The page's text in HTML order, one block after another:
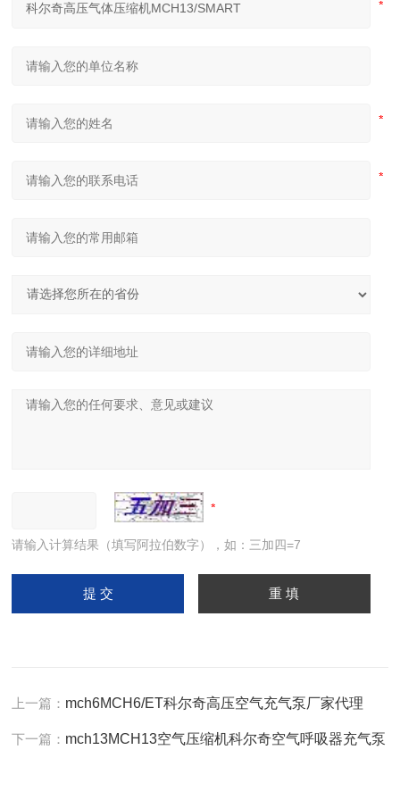
请输入计算结果（填写阿拉伯数字），如：三加四=7
上一篇： mch6MCH6/ET科尔奇高压空气充气泵厂家代理
下一篇： mch13MCH13空气压缩机科尔奇空气呼吸器充气泵